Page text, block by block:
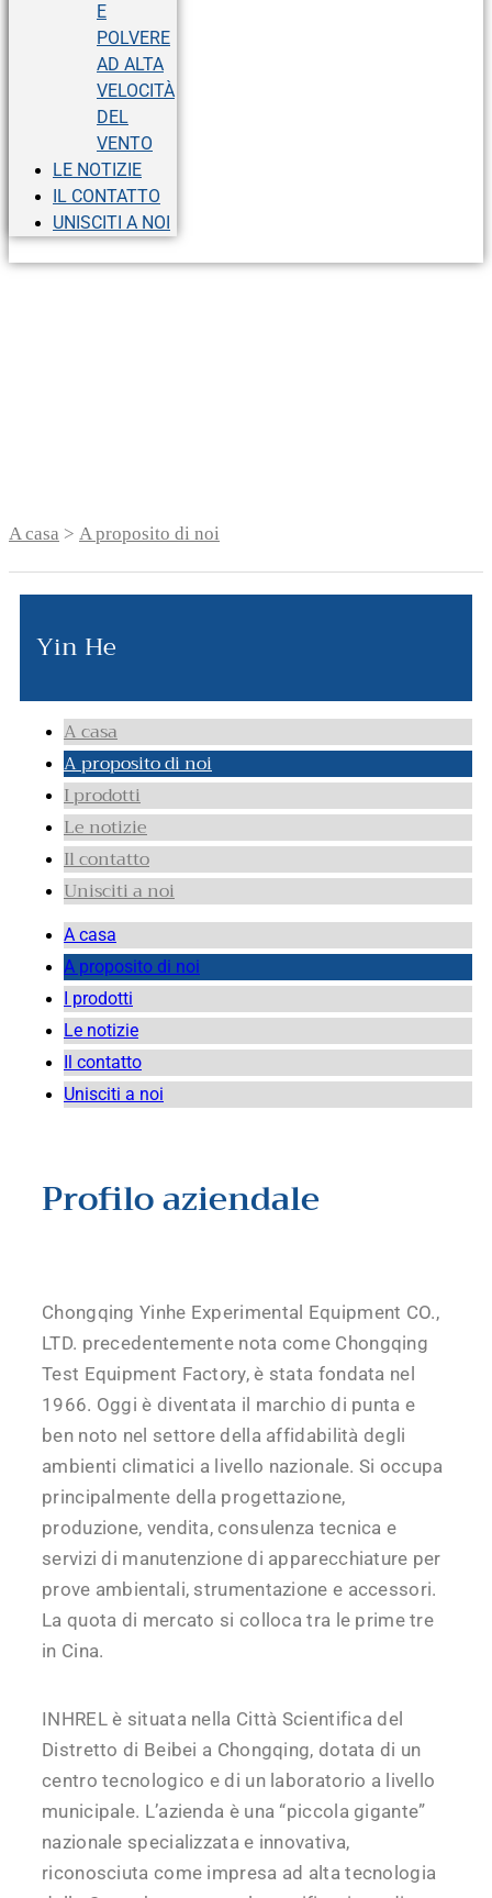
E
POLVERE
AD ALTA
VELOCITÀ
DEL
VENTO
LE NOTIZIE
IL CONTATTO
UNISCITI A NOI
A casa > A proposito di noi
Yin He
A casa
A proposito di noi
I prodotti
Le notizie
Il contatto
Unisciti a noi
A casa
A proposito di noi
I prodotti
Le notizie
Il contatto
Unisciti a noi
Profilo aziendale
Chongqing Yinhe Experimental Equipment CO.,
LTD. precedentemente nota come Chongqing
Test Equipment Factory, è stata fondata nel
1966. Oggi è diventata il marchio di punta e
ben noto nel settore della affidabilità degli
ambienti climatici a livello nazionale. Si occupa
principalmente della progettazione,
produzione, vendita, consulenza tecnica e
servizi di manutenzione di apparecchiature per
prove ambientali, strumentazione e accessori.
La quota di mercato si colloca tra le prime tre
in Cina.
INHREL è situata nella Città Scientifica del
Distretto di Beibei a Chongqing, dotata di un
centro tecnologico e di un laboratorio a livello
municipale. L’azienda è una “piccola gigante”
nazionale specializzata e innovativa,
riconosciuta come impresa ad alta tecnologia